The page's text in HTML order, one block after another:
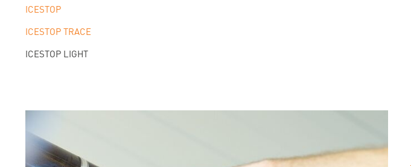
ICESTOP
ICESTOP TRACE
ICESTOP LIGHT